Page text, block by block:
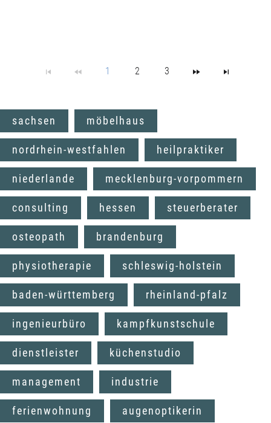
1 2 3
sachsen möbelhaus
nordrhein-westfahlen heilpraktiker
niederlande mecklenburg-vorpommern
consulting hessen steuerberater
osteopath brandenburg
physiotherapie schleswig-holstein
baden-württemberg rheinland-pfalz
ingenieurbüro kampfkunstschule
dienstleister küchenstudio
management industrie
ferienwohnung augenoptikerin